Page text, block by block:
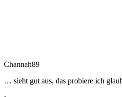
Channah89
… sieht gut aus, das probiere ich